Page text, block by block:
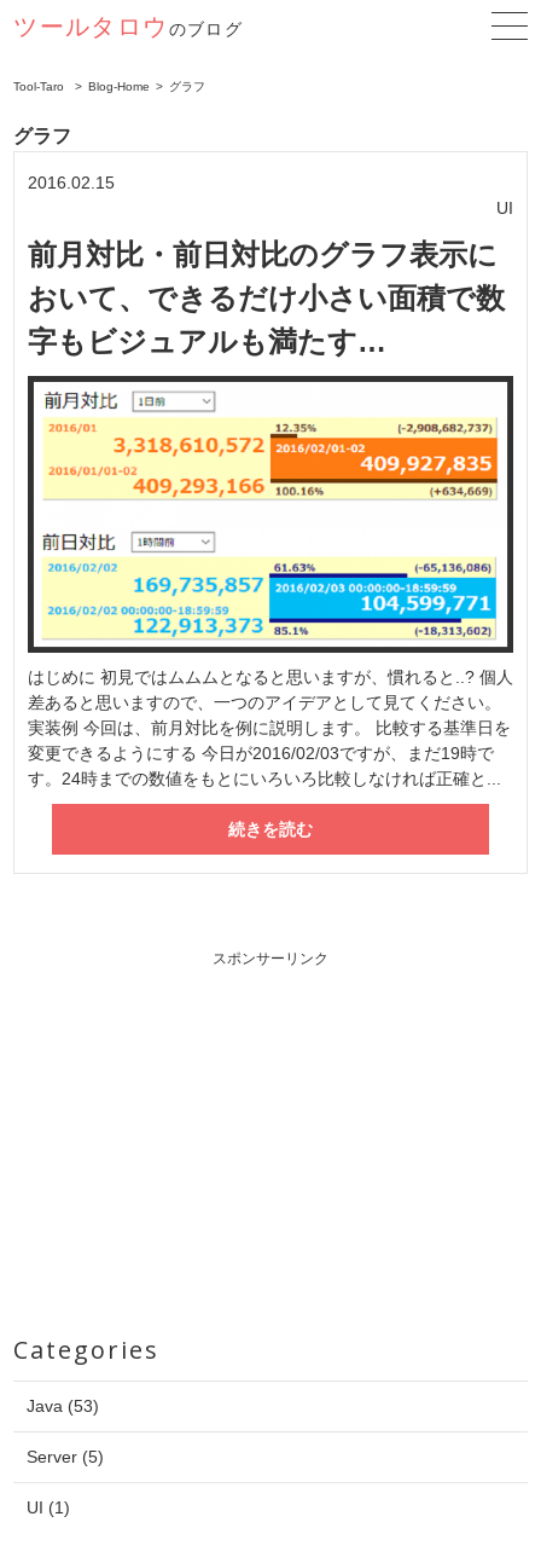
ツールタロウ のブログ
Tool-Taro Blog-Home グラフ
グラフ
2016.02.15
UI
前月対比・前日対比のグラフ表示に
おいて、できるだけ小さい面積で数
字もビジュアルも満たす…
はじめに 初見ではムムムとなると思いますが、慣れると..? 個人
差あると思いますので、一つのアイデアとして見てください。
実装例 今回は、前月対比を例に説明します。 比較する基準日を
変更できるようにする 今日が2016/02/03ですが、まだ19時で
す。24時までの数値をもとにいろいろ比較しなければ正確と...
続きを読む
スポンサーリンク
Categories
Java (53)
Server (5)
UI (1)